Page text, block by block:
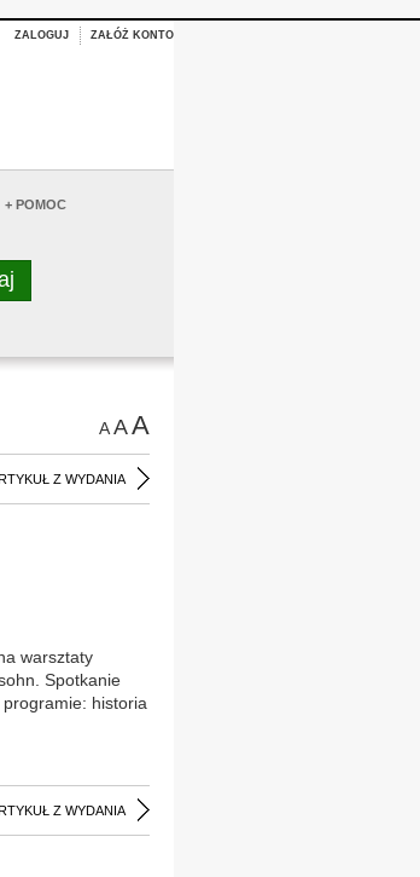
ZALOGUJ ZAŁÓŻ KONTO
+ POMOC
AAA
Z WYDANIA
warsztaty
Spotkanie
historia
Z WYDANIA